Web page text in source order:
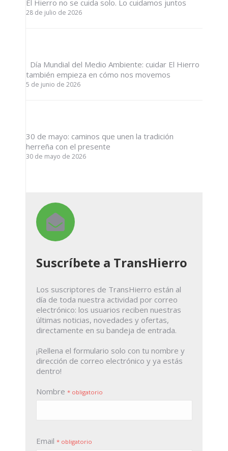
El Hierro no se cuida solo. Lo cuidamos juntos
28 de julio de 2026
Día Mundial del Medio Ambiente: cuidar El Hierro
también empieza en cómo nos movemos
5 de junio de 2026
30 de mayo: caminos que unen la tradición
herreña con el presente
30 de mayo de 2026
Suscríbete a TransHierro
Los suscriptores de TransHierro están al
día de toda nuestra actividad por correo
electrónico: los usuarios reciben nuestras
últimas noticias, novedades y ofertas,
directamente en su bandeja de entrada.
¡Rellena el formulario solo con tu nombre y
dirección de correo electrónico y ya estás
dentro!
Nombre * obligatorio
Email * obligatorio